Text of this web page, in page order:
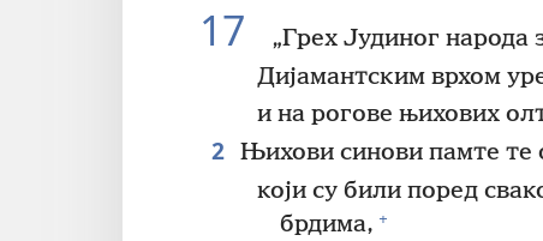
17
„Грех Јудиног народа
Дијамантским врхом
и на рогове њихових
2 Њихови синови памте те
који су били поред
брдима, +